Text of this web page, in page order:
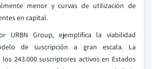
menor y curvas de utilización de
en capital.
URBN Group, ejemplifica la viabilidad
de suscripción a gran escala. La
243.000 suscriptores activos en Estados